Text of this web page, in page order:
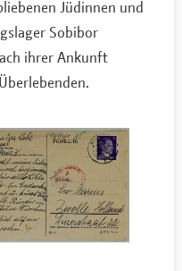
Jüdinnen und
Sobibor
ihrer Ankunft